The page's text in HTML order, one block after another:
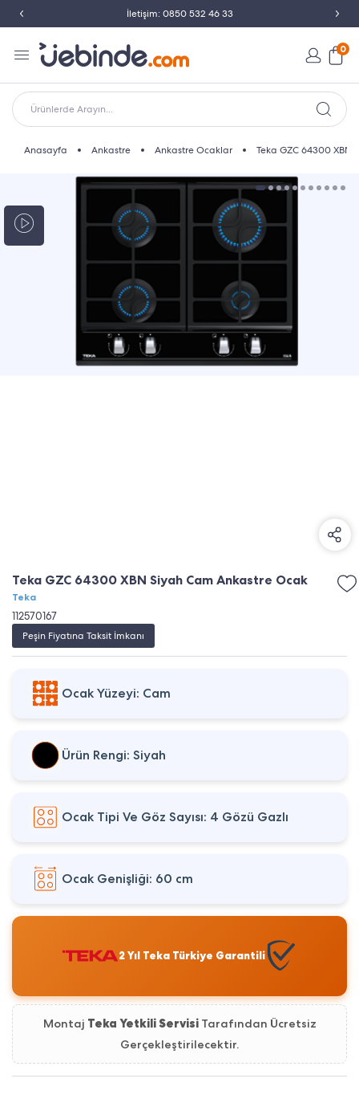
İletişim: 0850 532 46 33
0
Ürünlerde Arayın...
Anasayfa Ankastre Ankastre Ocaklar Teka GZC 64300 XBN
Teka GZC 64300 XBN Siyah Cam Ankastre Ocak
Teka
112570167
Peşin Fiyatına Taksit İmkanı
Ocak Yüzeyi: Cam
Ürün Rengi: Siyah
Ocak Tipi Ve Göz Sayısı: 4 Gözü Gazlı
Ocak Genişliği: 60 cm
2 Yıl Teka Türkiye Garantili
Montaj Teka Yetkili ServisiTarafından Ücretsiz
Gerçekleştirilecektir.